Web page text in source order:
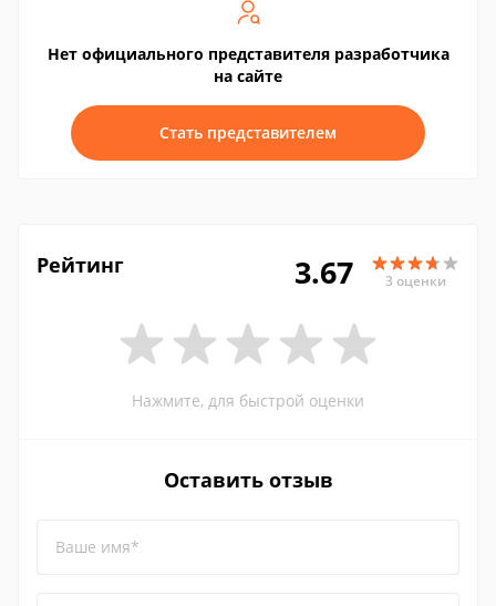
Нет официального представителя разработчика
на сайте
Стать представителем
Рейтинг 3.67 3 оценки
Нажмите, для быстрой оценки
Оставить отзыв
Ваше имя*